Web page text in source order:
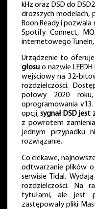
kHz oraz DSD do
droższych modelach,
Roon Ready i
Spotify Connect,
internetowego
Urządzenie to
głosu o nazwie LEEDH
wejściowy na 32-
rozdzielczości.
połowy 2020
oprogramowania
opcji,sygnał DSD jest
z powrotem
jednym przypadku
rozwiązanie.
Co ciekawe,
odtwarzanie plików
serwisie Tidal.
rozdzielczości. Na
tytułami, ale jest
zastępowały pliki